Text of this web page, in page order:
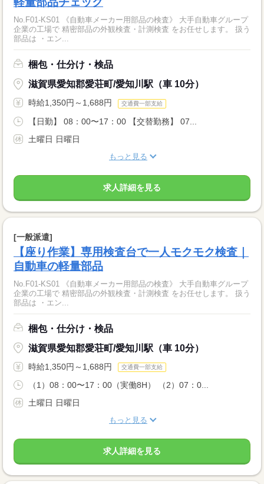
No.F01-KS01 《自動車メーカー用部品の検査》 大手自動車グループ
企業の工場で 精密部品の外観検査・計測検査 をお任せします。 扱う
部品は ・エン...
梱包・仕分け・検品
滋賀県愛知郡愛荘町/愛知川駅（車 10分）
時給1,350円～1,688円 交通費一部支給
【日勤】 08：00〜17：00 【交替勤務】 07...
土曜日 日曜日
もっと見る
求人詳細を見る
[一般派遣]
【座り作業】専用検査台で一人モクモク検査｜
自動車の軽量部品
No.F01-KS01 《自動車メーカー用部品の検査》 大手自動車グループ
企業の工場で 精密部品の外観検査・計測検査 をお任せします。 扱う
部品は ・エン...
梱包・仕分け・検品
滋賀県愛知郡愛荘町/愛知川駅（車 10分）
時給1,350円～1,688円 交通費一部支給
（1）08：00〜17：00（実働8H） （2）07：0...
土曜日 日曜日
もっと見る
求人詳細を見る